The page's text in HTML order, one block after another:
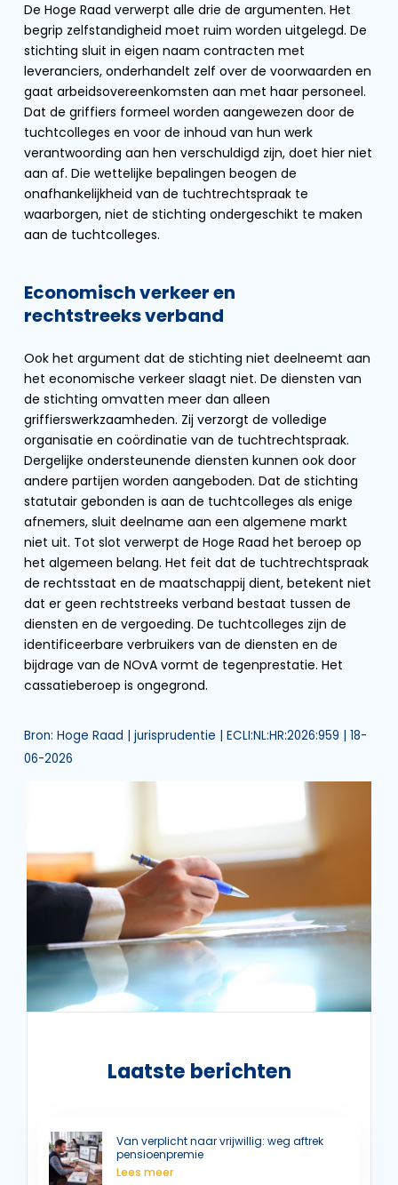
De Hoge Raad verwerpt alle drie de argumenten. Het
begrip zelfstandigheid moet ruim worden uitgelegd. De
stichting sluit in eigen naam contracten met
leveranciers, onderhandelt zelf over de voorwaarden en
gaat arbeidsovereenkomsten aan met haar personeel.
Dat de griffiers formeel worden aangewezen door de
tuchtcolleges en voor de inhoud van hun werk
verantwoording aan hen verschuldigd zijn, doet hier niet
aan af. Die wettelijke bepalingen beogen de
onafhankelijkheid van de tuchtrechtspraak te
waarborgen, niet de stichting ondergeschikt te maken
aan de tuchtcolleges.
Economisch verkeer en
rechtstreeks verband
Ook het argument dat de stichting niet deelneemt aan
het economische verkeer slaagt niet. De diensten van
de stichting omvatten meer dan alleen
griffierswerkzaamheden. Zij verzorgt de volledige
organisatie en coördinatie van de tuchtrechtspraak.
Dergelijke ondersteunende diensten kunnen ook door
andere partijen worden aangeboden. Dat de stichting
statutair gebonden is aan de tuchtcolleges als enige
afnemers, sluit deelname aan een algemene markt
niet uit. Tot slot verwerpt de Hoge Raad het beroep op
het algemeen belang. Het feit dat de tuchtrechtspraak
de rechtsstaat en de maatschappij dient, betekent niet
dat er geen rechtstreeks verband bestaat tussen de
diensten en de vergoeding. De tuchtcolleges zijn de
identificeerbare verbruikers van de diensten en de
bijdrage van de NOvA vormt de tegenprestatie. Het
cassatieberoep is ongegrond.
Bron: Hoge Raad | jurisprudentie | ECLI:NL:HR:2026:959 | 18-
06-2026
Laatste berichten
Van verplicht naar vrijwillig: weg aftrek
pensioenpremie
Lees meer